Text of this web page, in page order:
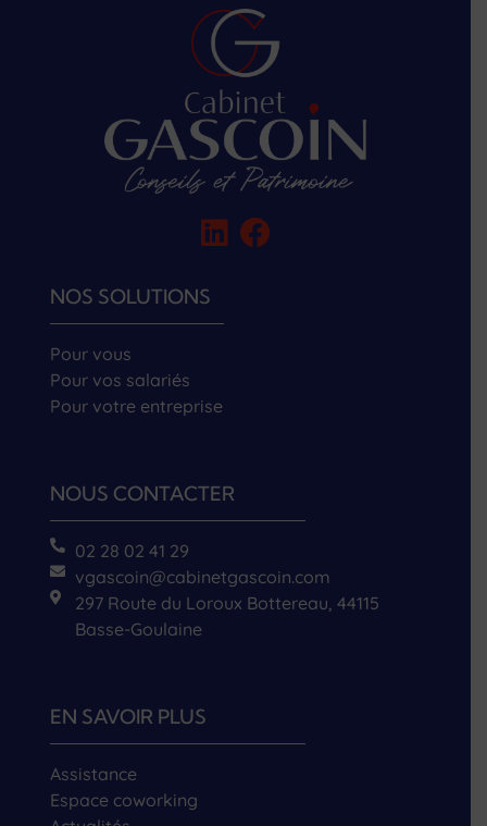
NOS SOLUTIONS
Pour vous
Pour vos salariés
Pour votre entreprise
NOUS CONTACTER
02 28 02 41 29
vgascoin@cabinetgascoin.com
297 Route du Loroux Bottereau, 44115
Basse-Goulaine
EN SAVOIR PLUS
Assistance
Espace coworking